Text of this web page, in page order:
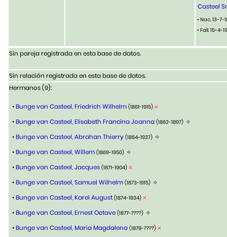
Casteel
• Nac. 13-
• Fall. 15-4-
Sin pareja registrada en esta base de datos.
Sin relación registrada en esta base de datos.
Hermanos (9):
•Bunge van Casteel, Friedrich Wilhelm (1861-1915)
•Bunge van Casteel, Elisabeth Francina Joanna (1862-1897)
•Bunge van Casteel, Abrahan Thierry (1864-1937)
•Bunge van Casteel, Willem (1869-1950)
•Bunge van Casteel, Jacques (1871-1904)
•Bunge van Casteel, Samuel Wilhelm (1873-1915)
•Bunge van Casteel, Karel August (1874-1934)
•Bunge van Casteel, Ernest Octave (1877-????)
•Bunge van Casteel, Maria Magdalena (1878-????)